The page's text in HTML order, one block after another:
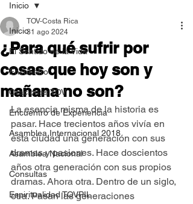
Inicio
El Sentido de la Vida
Encuentro
Oraciones TOV
Encuentro de Experiencia
Asamblea Internacional 2018
Asamblea Nacional
Consultas
Espiritualidad TOVPIL
Inicio
¿Para qué sufrir por
cosas que hoy son y
mañana no son?
TOV-Costa Rica
31 ago 2024
La esencia misma de la historia es
pasar. Hace trecientos años vivía en
esta ciudad una generación con sus
dramas y pasiones. Hace doscientos
años otra generación con sus propios
dramas. Ahora otra. Dentro de un siglo,
otra. Pasan las generaciones